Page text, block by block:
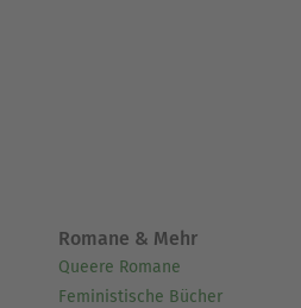
Romane & Mehr
Queere Romane
Feministische Bücher